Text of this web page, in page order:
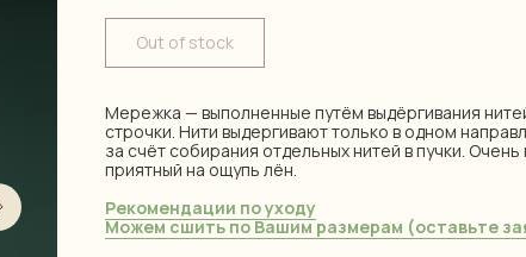
Out of stock
Мережка — выполненные путём выдёргивания
строчки. Нити выдергивают только в одном
за счёт собирания отдельных нитей в пучки.
приятный на ощупь лён.
Рекомендации по уходу
Можем сшить по Вашим размерам (оставьте